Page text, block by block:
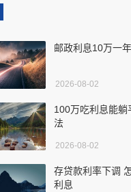
邮政利息10万一
2026-08-02
100万吃利息能躺
法
2026-08-02
存贷款利率下调
利息